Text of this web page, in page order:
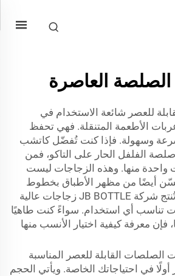
العاصرة
للعصر شائعة الاستخدام في
الأطعمة المتنقلة. فهي تحفظ
وسهولة. فإذا كنت تُفضّل كاتشب
الفلفل الحار على التاكو، فمن
واحدة منها. وهذه الزجاجات ليست
أيضًا من مظهر الأطباق بخطوط
نظيفة من الصلصة. وتُنتج شركة JB BOTTLE زجاجات عالية
تناسب أي استخدام. سواءً كنت طاهيًا
فإن معرفة كيفية اختيار الأنسب منها
القابلة للعصر المناسبة
في احتياجاتك الخاصة. ويأتي الحجم